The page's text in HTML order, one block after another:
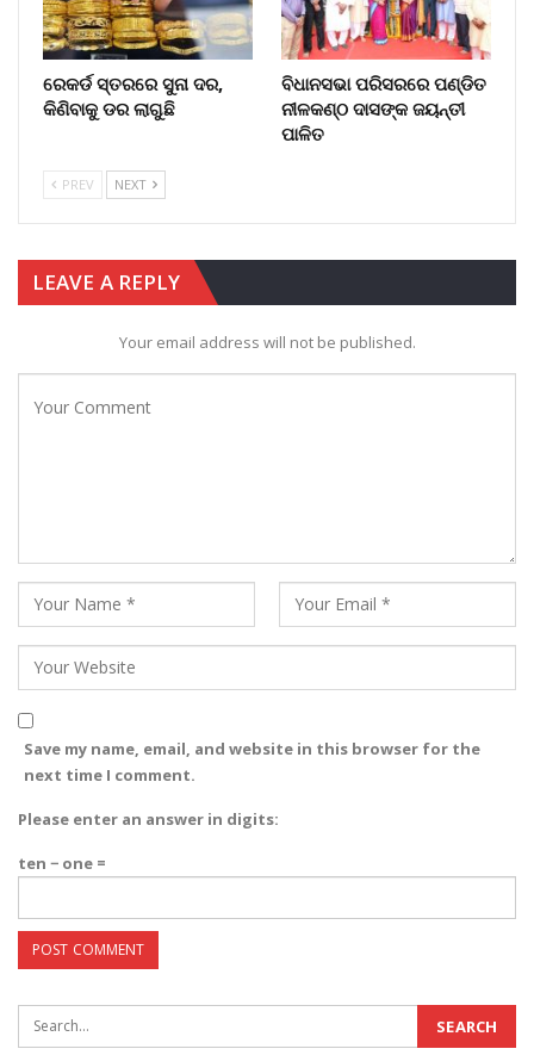
ରେକର୍ଡ ସ୍ତରରେ ସୁନା ଦର,
କିଣିବାକୁ ଡର ଲାଗୁଛି
ବିଧାନସଭା ପରିସରରେ ପଣ୍ଡିତ
ନୀଳକଣ୍ଠ ଦାସଙ୍କ ଜୟନ୍ତୀ
ପାଳିତ
PREV NEXT
LEAVE A REPLY
Your email address will not be published.
Save my name, email, and website in this browser for the
next time I comment.
Please enter an answer in digits:
ten − one =